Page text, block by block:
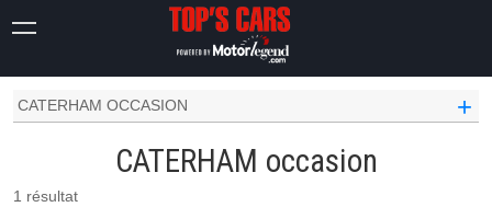
OCCASION VOITURE
CATERHAM OCCASION
+
CATERHAM occasion
1 résultat